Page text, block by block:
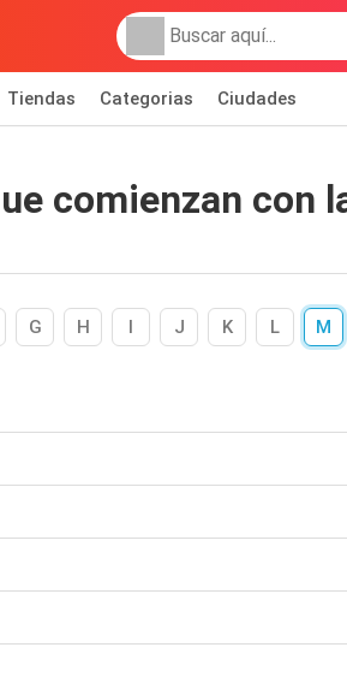
Tiendas Categorias Ciudades
comienzan con
G H I J K L M